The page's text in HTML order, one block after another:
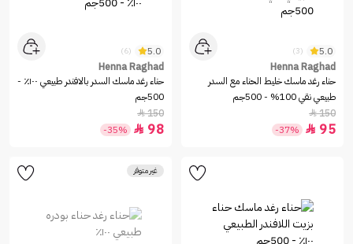
5.0
(3)
Henna Raghad
حناء رغد ماسك خليط الحناء مع السدر
طبيعي نقي 100% - 500جم
150

95

-37%
5.0
(6)
Henna Raghad
حناء رغد ماسك السدر بالافندر طبيعي ١٠٠٪ -
500جم
150

98

-35%
غير متوفر